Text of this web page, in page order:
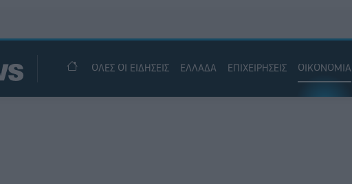
ΟΛΕΣ ΟΙ ΕΙΔΗΣΕΙΣ ΕΛΛΑΔΑ ΕΠΙΧΕΙΡΗΣΕΙΣ ΟΙΚΟΝΟΜΙΑ